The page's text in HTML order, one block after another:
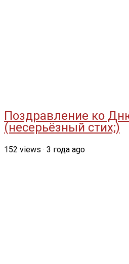
Поздравление ко
(несерьёзный стих;)
152 views · 3 года ago